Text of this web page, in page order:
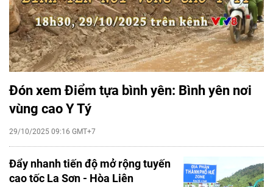
Đón xem Điểm tựa bình yên: Bình yên nơi
vùng cao Y Tý
29/10/2025 09:16 GMT+7
Đẩy nhanh tiến độ mở rộng tuyến
cao tốc La Sơn - Hòa Liên